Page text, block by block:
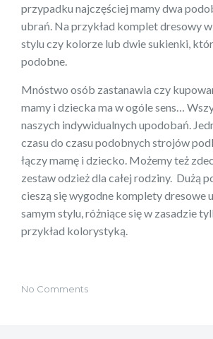
przypadku najczęściej mamy dwa
ubrań. Na przykład komplet dresowy
stylu czy kolorze lub dwie sukienki,
podobne.
Mnóstwo osób zastanawia czy
mamy i dziecka ma w ogóle sens…
naszych indywidualnych upodobań.
czasu do czasu podobnych strojów
łączy mamę i dziecko. Możemy też
zestaw odzież dla całej rodziny. Dużą
cieszą się wygodne komplety dresowe
samym stylu, różniące się w zasadzie
przykład kolorystyką.
No Comments